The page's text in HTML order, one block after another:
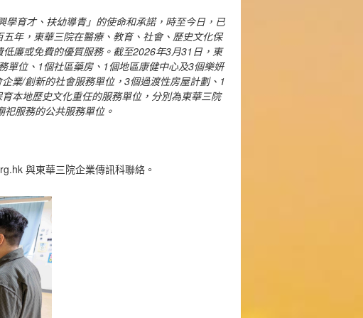
育才、扶幼導青」的使命和承諾，時至今日，已
年，東華三院在醫療、教育、社會、歷史文化保
廉或免費的優質服務。截至2026年3月31日，東
單位、1個社區藥房、1個地區康健中心及3個樂妍
業/創新的社會服務單位，3個過渡性房屋計劃、1
本地歷史文化重任的服務單位，分別為東華三院
服務的公共服務單位。
與東華三院企業傳訊科聯絡。